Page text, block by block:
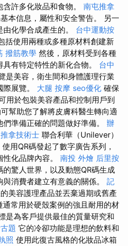
許多化妝品和食物。 南屯推拿
本信息，屬性和安全警告。 另一
化學合成產生的。 台中運動按
括使用兩種或多種原材料創建新
撥筋教學 然後，原材料受到各種
有特定特性的新化合物。 台中
是美容，衛生間和身體護理行業
展覽。 大腿 按摩 seo優化 確保
用於包裝美容產品和控制用戶到
幫助您了解將皮膚科醫生轉向適
準備正確的問題做好準備。 辦
拿技術士 聯合利華（Unilever）
用QR碼發起了數字廣告系列，
化品牌內容。 南投 外燴 后里按
的驚人世界，以及動態QR碼生成
消費者建立有意義的關係。 記
美容護理產品並丟棄過期或舊產
通常用於硬殼案例的強且耐用的材
是為客戶提供最佳的質量研究和
題 它的冷卻功能是理想的飲料和
照 使用此復古風格的化妝品冰箱